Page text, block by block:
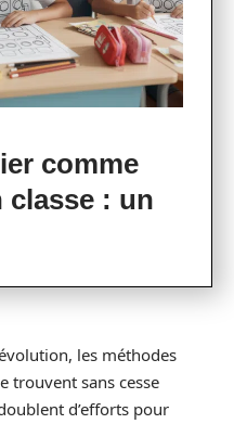
comme
: un
les méthodes
trouvent sans cesse
d’efforts pour